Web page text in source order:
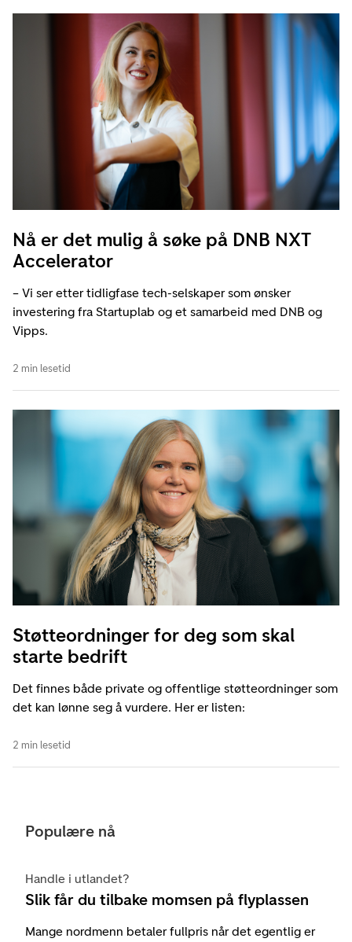
Nå er det mulig å søke på DNB NXT
Accelerator
– Vi ser etter tidligfase tech-selskaper som ønsker
investering fra Startuplab og et samarbeid med DNB og
Vipps.
2 min lesetid
Støtteordninger for deg som skal
starte bedrift
Det finnes både private og offentlige støtteordninger som
det kan lønne seg å vurdere. Her er listen:
2 min lesetid
Populære nå
Handle i utlandet?
Slik får du tilbake momsen på flyplassen
Mange nordmenn betaler fullpris når det egentlig er